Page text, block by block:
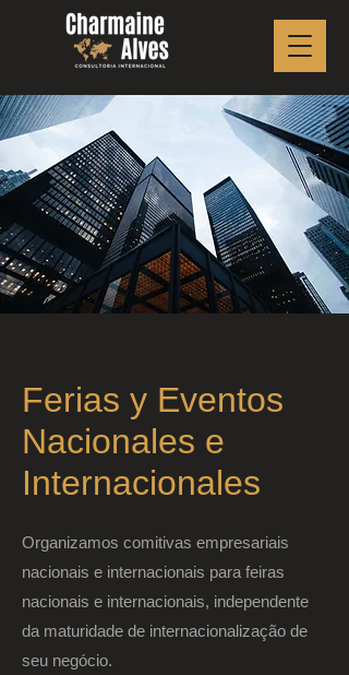
Ferias y Eventos
Nacionales e
Internacionales
Organizamos comitivas empresariais
nacionais e internacionais para feiras
nacionais e internacionais, independente
da maturidade de internacionalização de
seu negócio.